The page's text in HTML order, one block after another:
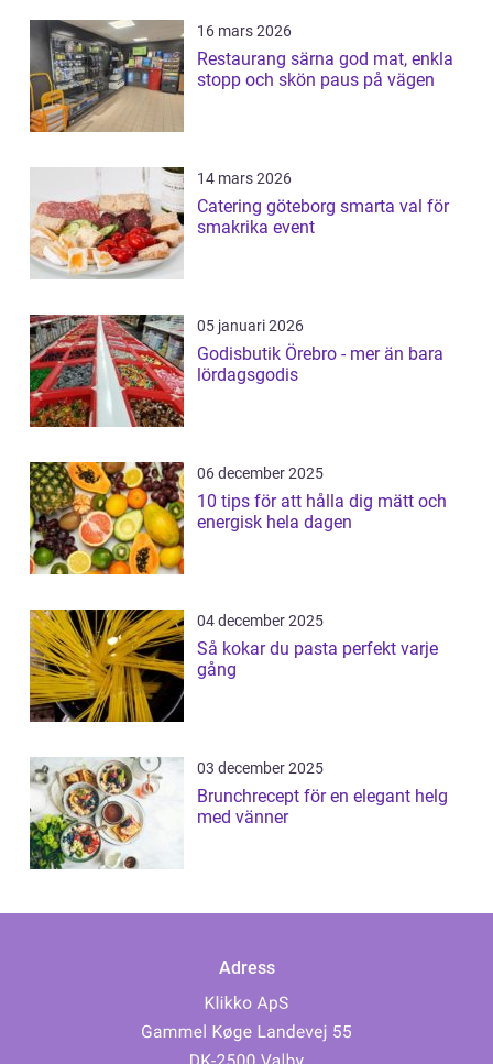
16 mars 2026
Restaurang särna god mat, enkla
stopp och skön paus på vägen
14 mars 2026
Catering göteborg smarta val för
smakrika event
05 januari 2026
Godisbutik Örebro - mer än bara
lördagsgodis
06 december 2025
10 tips för att hålla dig mätt och
energisk hela dagen
04 december 2025
Så kokar du pasta perfekt varje
gång
03 december 2025
Brunchrecept för en elegant helg
med vänner
Adress